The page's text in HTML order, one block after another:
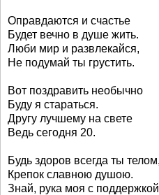
Оправдаются и счастье
Будет вечно в душе жить.
Люби мир и развлекайся,
Не подумай ты грустить.
Вот поздравить необычно
Буду я стараться.
Другу лучшему на свете
Ведь сегодня 20.
Будь здоров всегда ты телом,
Крепок славною душою.
Знай, рука моя с поддержкой